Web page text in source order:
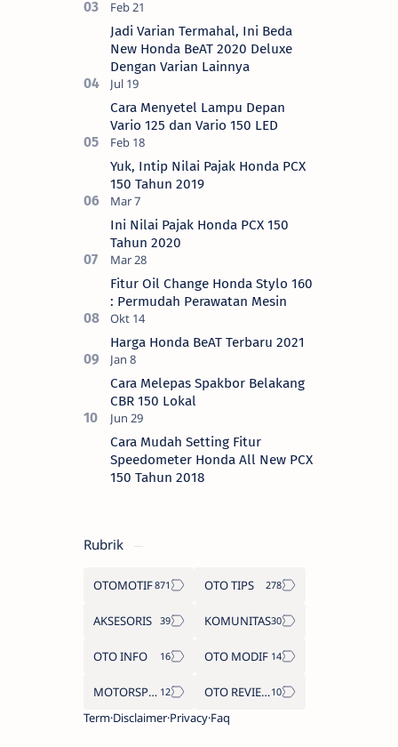
Jadi Varian Termahal, Ini Beda
New Honda BeAT 2020 Deluxe
Dengan Varian Lainnya
Cara Menyetel Lampu Depan
Vario 125 dan Vario 150 LED
Yuk, Intip Nilai Pajak Honda PCX
150 Tahun 2019
Ini Nilai Pajak Honda PCX 150
Tahun 2020
Fitur Oil Change Honda Stylo 160
: Permudah Perawatan Mesin
Harga Honda BeAT Terbaru 2021
Cara Melepas Spakbor Belakang
CBR 150 Lokal
Cara Mudah Setting Fitur
Speedometer Honda All New PCX
150 Tahun 2018
Rubrik
OTOMOTIF OTO TIPS
AKSESORIS KOMUNITAS
OTO INFO OTO MODIF
MOTORSPORT
OTO REVIEW
Term Disclaimer Privacy Faq